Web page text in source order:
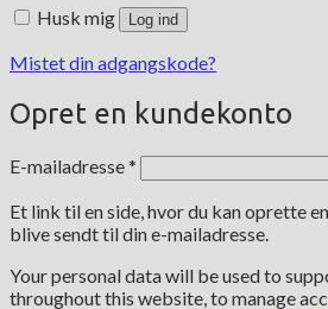
Husk mig Log ind
Mistet din adgangskode?
Opret en kundekonto
E-mailadresse*
Et link til en side, hvor du kan oprette
blive sendt til din e-mailadresse.
Your personal data will be used to
throughout this website, to manage